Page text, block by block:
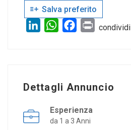
Salva preferito
LinkedInWhatsAppFacebook
Print
condividi
Dettagli Annuncio
Esperienza
da 1 a 3 Anni